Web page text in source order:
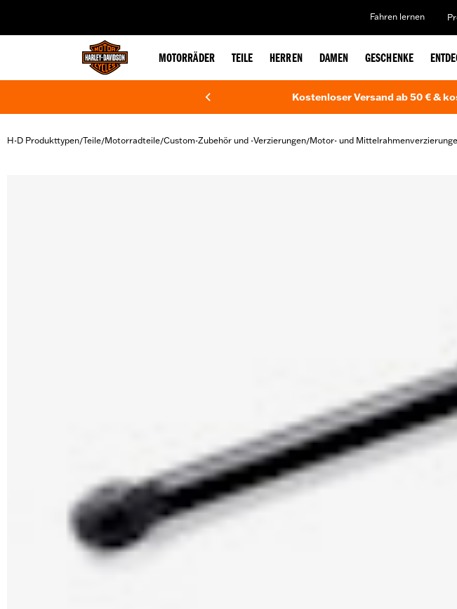
Fahren lernen
MOTORRÄDER TEILE HERREN DAMEN GESCHENKE
Kostenloser Versand ab 50 € &
H-D Produkttypen/Teile/Motorradteile/Custom-Zubehör und -Verzierungen/Motor- und